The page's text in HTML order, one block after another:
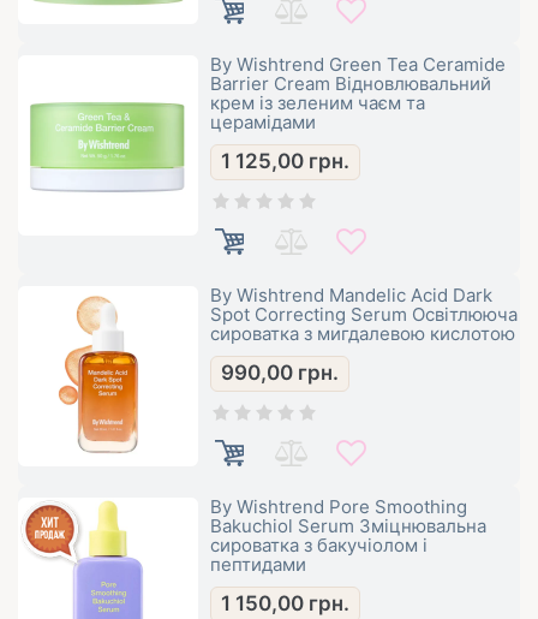
By Wishtrend Green Tea Ceramide
Barrier Cream Відновлювальний
крем із зеленим чаєм та
церамідами
1 125,00 грн.
By Wishtrend Mandelic Acid Dark
Spot Correcting Serum Освітлююча
сироватка з мигдалевою кислотою
990,00 грн.
By Wishtrend Pore Smoothing
Bakuchiol Serum Зміцнювальна
сироватка з бакучіолом і
пептидами
1 150,00 грн.